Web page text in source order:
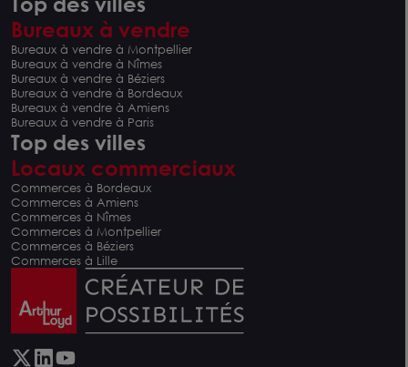
Bureaux à vendre
Bureaux à vendre à Montpellier
Bureaux à vendre à Nîmes
Bureaux à vendre à Béziers
Bureaux à vendre à Bordeaux
Bureaux à vendre à Amiens
Bureaux à vendre à Paris
Top des villes
Locaux commerciaux
Commerces à Bordeaux
Commerces à Amiens
Commerces à Nîmes
Commerces à Montpellier
Commerces à Béziers
Commerces à Lille